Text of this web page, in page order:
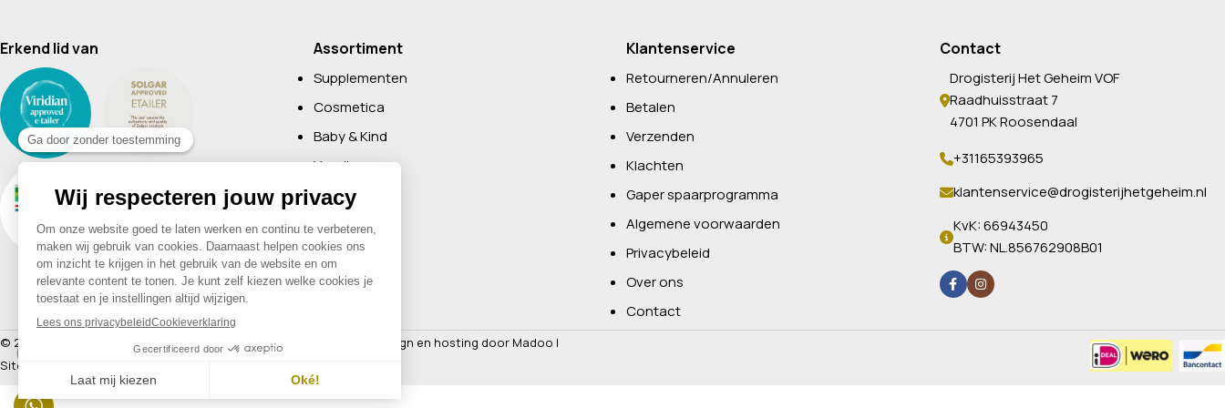
Erkend lid van Assortiment
Supplementen
Cosmetica
Baby & Kind
Voeding
Boeken
Huishoudelijk
Non-Food
Diervoeding
Klantenservice
Retourneren/Annuleren
Betalen
Verzenden
Klachten
Gaper spaarprogramma
Algemene voorwaarden
Privacybeleid
Over ons
Contact
Contact
Drogisterij Het Geheim VOF
Raadhuisstraat 7
4701 PK Roosendaal
+31165393965
klantenservice@drogisterijhetgeheim.nl
KvK: 66943450
BTW: NL.856762908B01
© 2026 Drogisterij Het Geheim | Alle rechten voorbehouden | Webdesign en hosting door Madoo |
Sitemap